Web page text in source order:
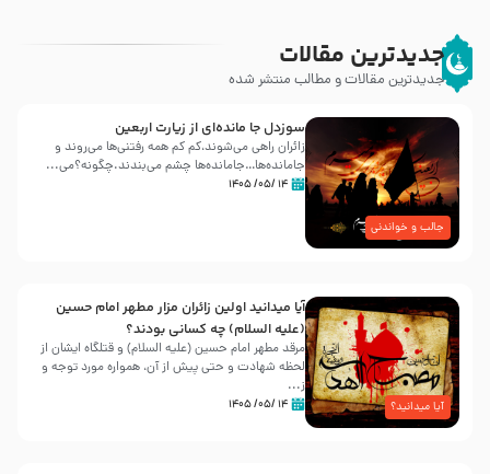
جدیدترین مقالات
جدیدترین مقالات و مطالب منتشر شده
جالب و خواندنی
سوزدل جا مانده‌ای از زیارت اربعین
زائران راهی می‌شوند،کم‌ کم همه رفتنی‌ها می‌روند و
جامانده‌ها…جامانده‌ها چشم می‌بندند.چگونه؟می‌...
۱۴ /۰۵/ ۱۴۰۵
آیا میدانید؟
آیا میدانید اولین زائران مزار مطهر امام حسین
(علیه السلام) چه کسانی بودند؟
مرقد مطهر امام حسین (علیه السلام) و قتلگاه ایشان از
لحظه شهادت و حتی پیش از آن، همواره مورد توجه و
ز...
۱۴ /۰۵/ ۱۴۰۵